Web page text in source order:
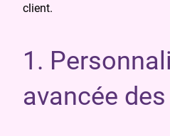
client.
1.
avancée